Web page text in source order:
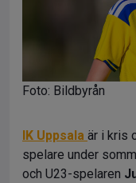
Foto: Bildbyrån
IK Uppsala är i kris
spelare under
och U23-spelaren